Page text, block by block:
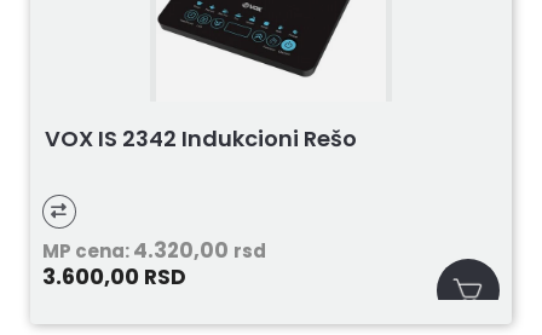
VOX IS 2342 Indukcioni Rešo
MP cena:4.320,00 rsd
3.600,00 RSD